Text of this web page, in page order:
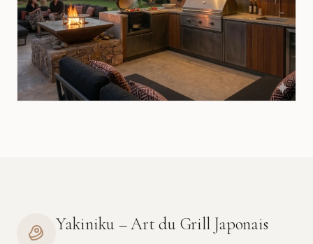
Yakiniku – Art du Grill Japonais